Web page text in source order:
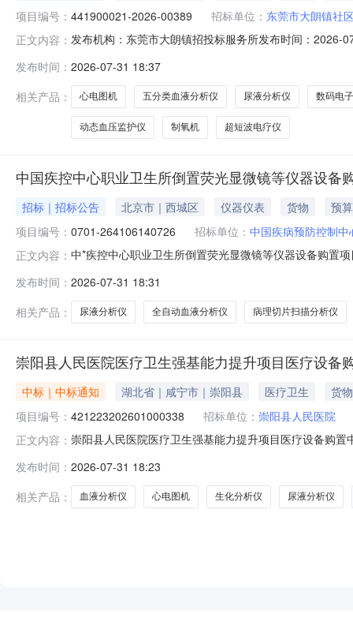
项目编号： 441900021-2026-00389 招标单位： 东莞市大朗镇社
正文内容： 发布机构：东莞市大朗镇招投标服务所发布时间：
https://gdgpo.czt.gd.gov.cn/获取招标文件，并于2026年
发布时间： 2026-07-31 18:37
相关产品：
心电图机 五分类血液分析仪 尿液分析仪 数码电
动态血压监护仪 制氧机 超短波电疗仪
中国疾控中心职业卫生所倒置荧光显微镜等仪器设备
招标｜招标公告 北京市｜西城区 仪器仪表 货物
预
项目编号： 0701-264106140726 招标单位： 中国疾病预防控制
正文内容： 中*疾控中心职业卫生所倒置荧光显微镜等仪器设备购置
中*疾控中心职业卫生所倒置荧光显微镜等仪器设备购置
发布时间： 2026-07-31 18:31
相关产品：
尿液分析仪 全自动血液分析仪 病理切片扫描分析仪
崇阳县人民医院医疗卫生强基能力提升项目医疗设备
中标｜中标通知 湖北省｜咸宁市｜崇阳县 医疗卫生
货物
项目编号： 421223202601000338 招标单位： 崇阳县人民医院
正文内容： 崇阳县人民医院医疗卫生强基能力提升项目医疗设备购
高新大道668号光谷金融中心办公塔楼501室中标（成交
发布时间： 2026-07-31 18:23
相关产品：
血液分析仪 心电图机 生化分析仪 尿液分析仪